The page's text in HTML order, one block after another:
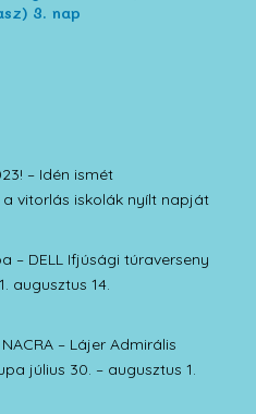
3. nap
– Idén ismét
vitorlás iskolák nyílt napját
– DELL Ifjúsági túraverseny
augusztus 14.
– Lájer Admirális
július 30. – augusztus 1.